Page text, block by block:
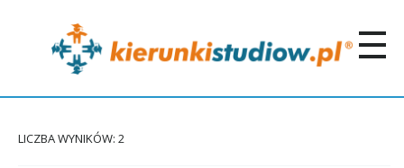
LICZBA WYNIKÓW: 2